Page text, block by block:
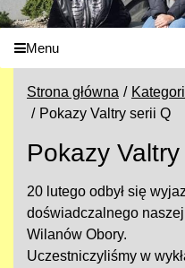
Menu
Strona główna
Pokazy Valtry serii Q
Pokazy
20 lutego odbył się
doświadczalnego
Wilanów Obory.
Uczestniczyliśmy w